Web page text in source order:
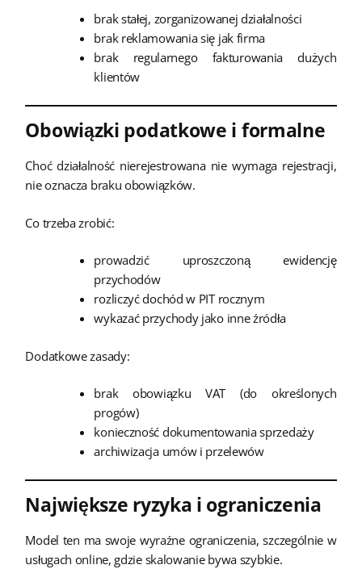
brak stałej, zorganizowanej działalności
brak reklamowania się jak firma
brak regularnego fakturowania dużych
klientów
Obowiązki podatkowe i formalne
Choć działalność nierejestrowana nie wymaga rejestracji,
nie oznacza braku obowiązków.
Co trzeba zrobić:
prowadzić uproszczoną ewidencję
przychodów
rozliczyć dochód w PIT rocznym
wykazać przychody jako inne źródła
Dodatkowe zasady:
brak obowiązku VAT (do określonych
progów)
konieczność dokumentowania sprzedaży
archiwizacja umów i przelewów
Największe ryzyka i ograniczenia
Model ten ma swoje wyraźne ograniczenia, szczególnie w
usługach online, gdzie skalowanie bywa szybkie.